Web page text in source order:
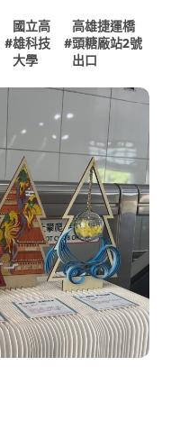
#
國立高
雄科技
大學
#
高雄捷運橋
頭糖廠站2號
出口